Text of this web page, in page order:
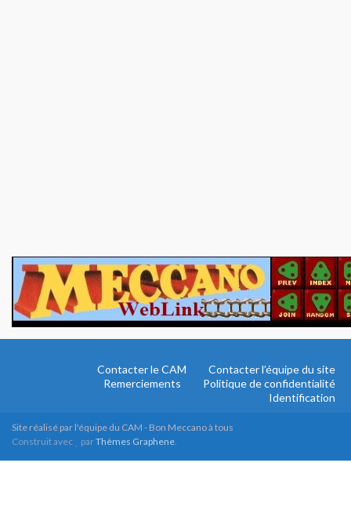
Contacter le CAM
Contacter l’équipe du site
Remerciements
Politique de confidentialité
Identification
Site réalisé par l'équipe du CAM - Bon Meccano à tous
Construit avec
parThèmes Graphene